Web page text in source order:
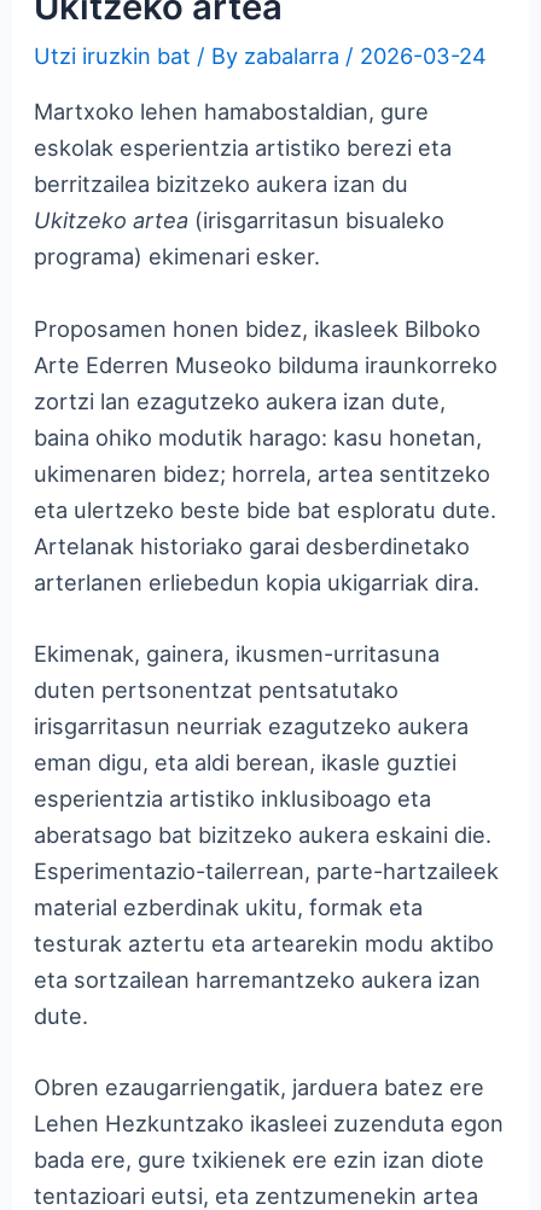
Utzi iruzkin bat / By zabalarra / 2026-03-24
Martxoko lehen hamabostaldian, gure
eskolak esperientzia artistiko berezi eta
berritzailea bizitzeko aukera izan du
Ukitzeko artea (irisgarritasun bisualeko
programa) ekimenari esker.
Proposamen honen bidez, ikasleek Bilboko
Arte Ederren Museoko bilduma iraunkorreko
zortzi lan ezagutzeko aukera izan dute,
baina ohiko modutik harago: kasu honetan,
ukimenaren bidez; horrela, artea sentitzeko
eta ulertzeko beste bide bat esploratu dute.
Artelanak historiako garai desberdinetako
arterlanen erliebedun kopia ukigarriak dira.
Ekimenak, gainera, ikusmen-urritasuna
duten pertsonentzat pentsatutako
irisgarritasun neurriak ezagutzeko aukera
eman digu, eta aldi berean, ikasle guztiei
esperientzia artistiko inklusiboago eta
aberatsago bat bizitzeko aukera eskaini die.
Esperimentazio-tailerrean, parte-hartzaileek
material ezberdinak ukitu, formak eta
testurak aztertu eta artearekin modu aktibo
eta sortzailean harremantzeko aukera izan
dute.
Obren ezaugarriengatik, jarduera batez ere
Lehen Hezkuntzako ikasleei zuzenduta egon
bada ere, gure txikienek ere ezin izan diote
tentazioari eutsi, eta zentzumenekin artea